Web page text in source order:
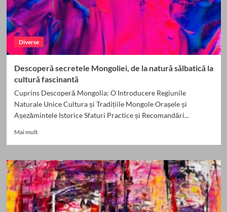
Emoționantă
Diverse
Descoperă secretele Mongoliei, de la natură sălbatică la
cultură fascinantă
Cuprins Descoperă Mongolia: O Introducere Regiunile
Naturale Unice Cultura și Tradițiile Mongole Orașele și
Așezămintele Istorice Sfaturi Practice și Recomandări...
Mai multRead
Descoperă
secretele
Mongoliei,
de
la
natură